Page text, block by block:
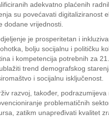
adekvatno plaćenih
su povećavati digitaliziranost
dodane vrijednosti.
je prosperitetan i
bolju socijalnu i političku
i kompetencija potrebnih za
trend demografskog
i socijalnu isključenost.
razvoj, također,
problematičnih
zatikm unapređivati kvalitet